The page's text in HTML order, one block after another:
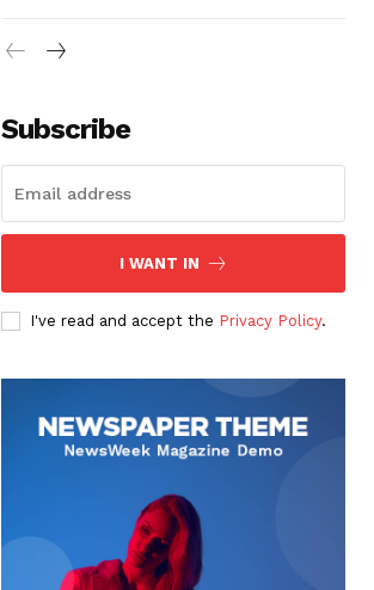
Subscribe
I WANT IN
I've read and accept the Privacy Policy.